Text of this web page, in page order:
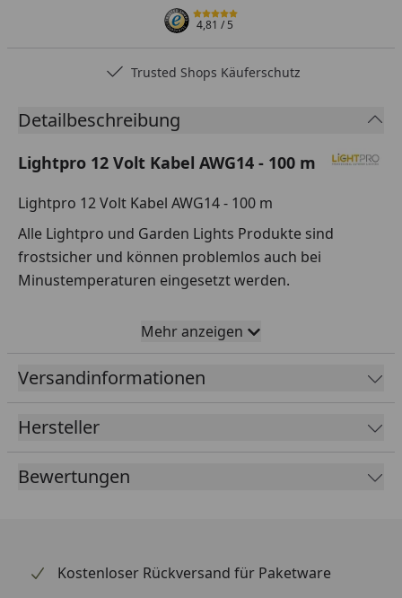
4,81/ 5
Trusted Shops Käuferschutz
Detailbeschreibung
Lightpro 12 Volt Kabel AWG14 - 100 m
Lightpro 12 Volt Kabel AWG14 - 100 m
Alle Lightpro und Garden Lights Produkte sind
frostsicher und können problemlos auch bei
Minustemperaturen eingesetzt werden.
Lightpro 12 Volt Kabel AWG14 - 100 m
Datenblatt
Lightpro 12 Volt Kabel AWG14 - 100 m
Montageanleitung
Mehr anzeigen
Versandinformationen
Hersteller
Bewertungen
Kostenloser Rückversand für Paketware